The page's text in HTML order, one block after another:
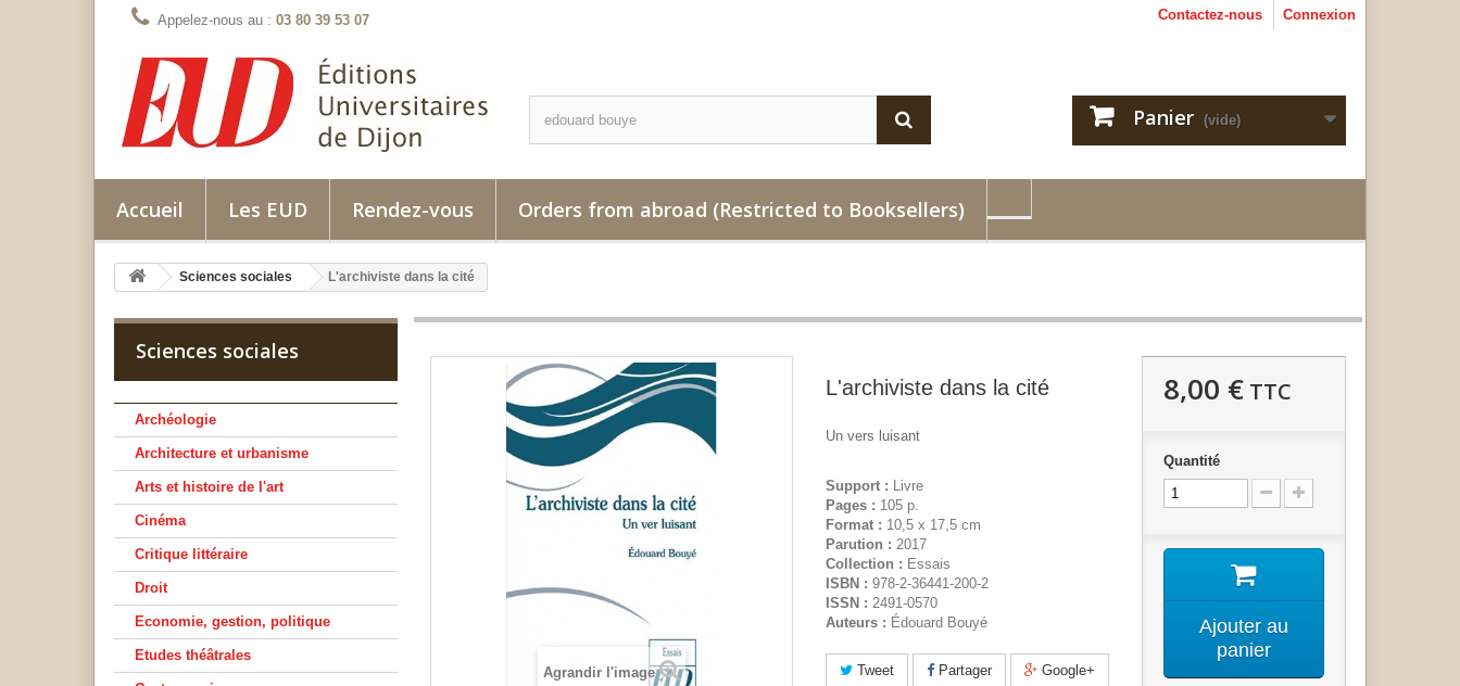
Connexion
Contactez-nous
Appelez-nous au : 03 80 39 53 07
Panier (vide)
Accueil Les EUD Rendez-vous Orders from abroad (Restricted to Booksellers)
Sciences sociales L'archiviste dans la cité
Sciences sociales
Archéologie
Architecture et urbanisme
Arts et histoire de l'art
Cinéma
Critique littéraire
Droit
Economie, gestion, politique
Etudes théâtrales
Agrandir l'image
L'archiviste dans la cité
Un vers luisant
Support : Livre
Pages : 105 p.
Format : 10,5 x 17,5 cm
Parution : 2017
Collection : Essais
ISBN : 978-2-36441-200-2
ISSN : 2491-0570
Auteurs : Édouard Bouyé
Tweet Partager Google+
8,00 €TTC
Quantité
Ajouter au
panier